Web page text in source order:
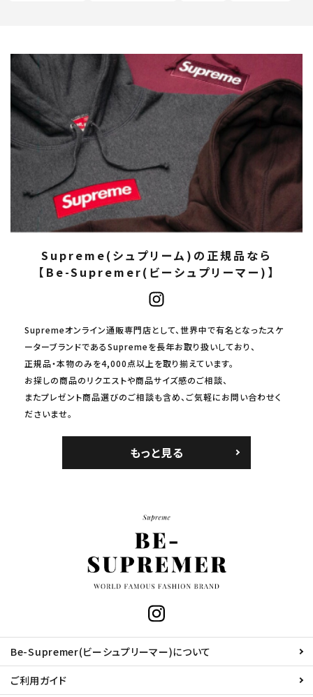
Supreme(シュプリーム)の正規品なら
【Be-Supremer(ビーシュプリーマー)】
Supremeオンライン通販専門店として、世界中で有名となったスケ
ーターブランドであるSupremeを長年お取り扱いしており、
正規品・本物のみを4,000点以上を取り揃えています。
お探しの商品のリクエストや商品サイズ感のご相談、
またプレゼント商品選びのご相談も含め、ご気軽にお問い合わせく
ださいませ。
もっと見る
Be-Supremer(ビーシュプリーマー)について
ご利用ガイド